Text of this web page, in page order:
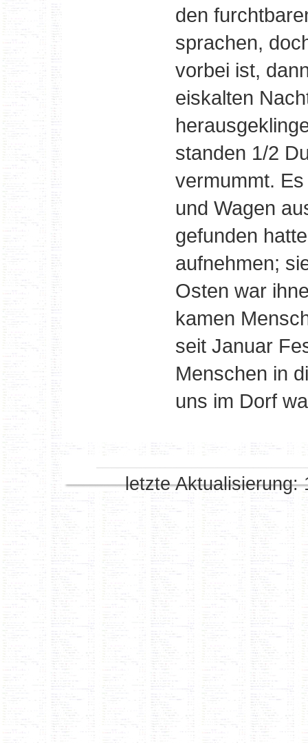
den
sprachen,
vorbei ist,
eiskalten
standen 1/2
vermummt.
und Wagen
gefunden
aufnehmen;
Osten war
kamen
seit Januar
Menschen in
uns im Dorf
letzte Aktualisierung: